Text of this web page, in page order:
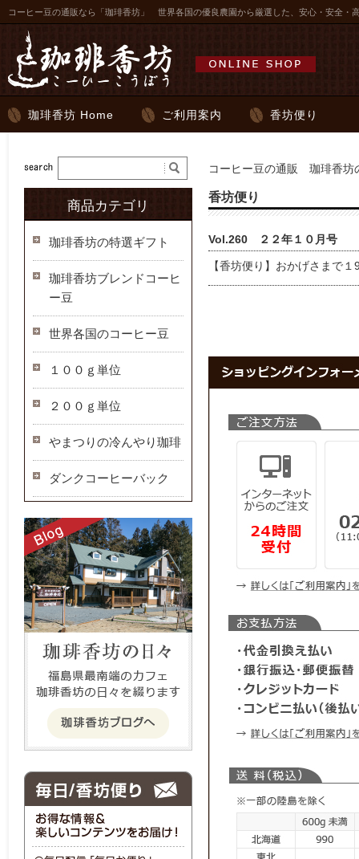
コーヒー豆の通販なら「珈琲香坊」 世界各国の優良農園から厳選した、安心・安全・
珈琲香坊 Home ご利用案内 香坊便り
コーヒー豆の通販 珈琲香坊
香坊便り
Vol.260 ２２年１０月号
【香坊便り】おかげさまで１
商品カテゴリ
珈琲香坊の特選ギフト
珈琲香坊ブレンドコーヒ
ー豆
世界各国のコーヒー豆
１００ｇ単位
２００ｇ単位
やまつりの冷んやり珈琲
ダンクコーヒーバック